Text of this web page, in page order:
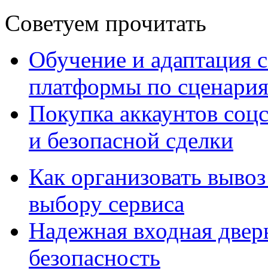
Советуем прочитать
Обучение и адаптация
платформы по
Покупка аккаунтов
и безопасной сделки
Как организовать
выбору сервиса
Надежная входная
безопасность